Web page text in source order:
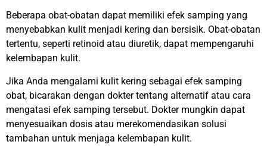
Beberapa obat-obatan dapat memiliki efek samping yang
menyebabkan kulit menjadi kering dan bersisik. Obat-obatan
tertentu, seperti retinoid atau diuretik, dapat mempengaruhi
kelembapan kulit.
Jika Anda mengalami kulit kering sebagai efek samping
obat, bicarakan dengan dokter tentang alternatif atau cara
mengatasi efek samping tersebut. Dokter mungkin dapat
menyesuaikan dosis atau merekomendasikan solusi
tambahan untuk menjaga kelembapan kulit.